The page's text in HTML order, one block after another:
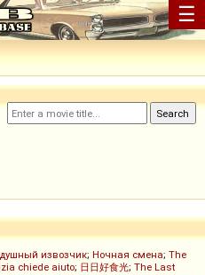
☰
извозчик; Ночная смена; The
chiede aiuto; 日日好食光; The Last